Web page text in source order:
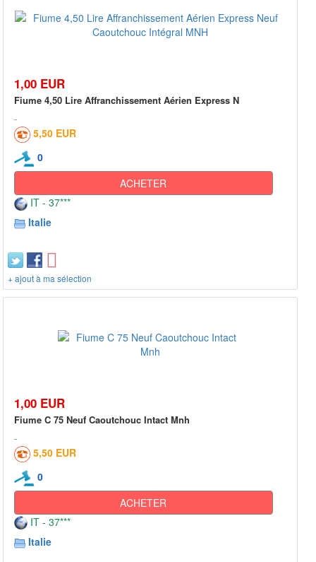
1,00 EUR
Fiume 4,50 Lire Affranchissement Aérien Express N
5,50 EUR
0
ACHETER
IT - 37***
Italie
+ ajout à ma sélection
1,00 EUR
Fiume C 75 Neuf Caoutchouc Intact Mnh
5,50 EUR
0
ACHETER
IT - 37***
Italie